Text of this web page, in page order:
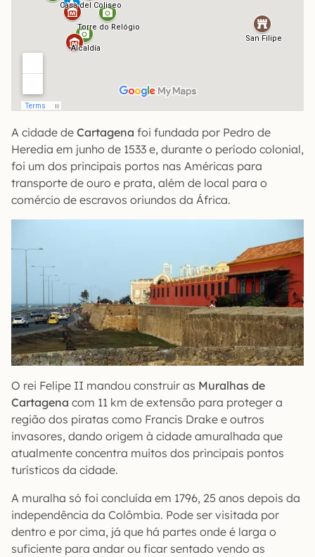
A cidade de Cartagena foi fundada por Pedro de
Heredia em junho de 1533 e, durante o período colonial,
foi um dos principais portos nas Américas para
transporte de ouro e prata, além de local para o
comércio de escravos oriundos da África.
O rei Felipe II mandou construir as Muralhas de
Cartagena com 11 km de extensão para proteger a
região dos piratas como Francis Drake e outros
invasores, dando origem à cidade amuralhada que
atualmente concentra muitos dos principais pontos
turísticos da cidade.
A muralha só foi concluída em 1796, 25 anos depois da
independência da Colômbia. Pode ser visitada por
dentro e por cima, já que há partes onde é larga o
suficiente para andar ou ficar sentado vendo as